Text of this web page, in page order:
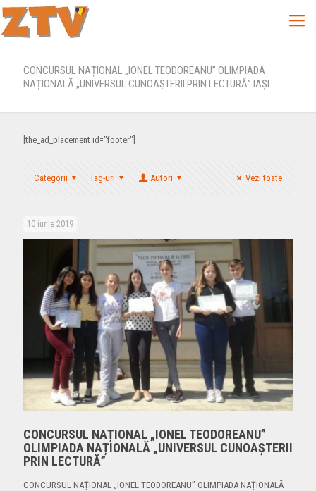
CONCURSUL NAȚIONAL „IONEL TEODOREANU” OLIMPIADA
NAȚIONALĂ „UNIVERSUL CUNOAȘTERII PRIN LECTURĂ” IAȘI
[the_ad_placement id="footer"]
Categorii Tag-uri Autori Vezi toate
10 iunie 2019
CONCURSUL NAȚIONAL „IONEL TEODOREANU”
OLIMPIADA NAȚIONALĂ „UNIVERSUL CUNOAȘTERII
PRIN LECTURĂ”
CONCURSUL NAȚIONAL „IONEL TEODOREANU” OLIMPIADA NAȚIONALĂ